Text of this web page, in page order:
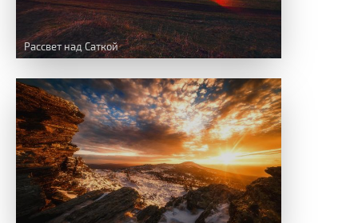
Рассвет над Саткой